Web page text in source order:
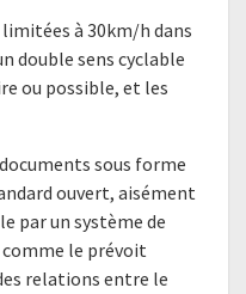
à 30km/h dans
double sens cyclable
ou possible, et les
sous forme
ouvert, aisément
par un système de
le prévoit
relations entre le